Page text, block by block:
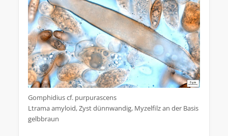
Gomphidius cf. purpurascens
Ltrama amyloid, Zyst dünnwandig, Myzelfilz an der Basis
gelbbraun